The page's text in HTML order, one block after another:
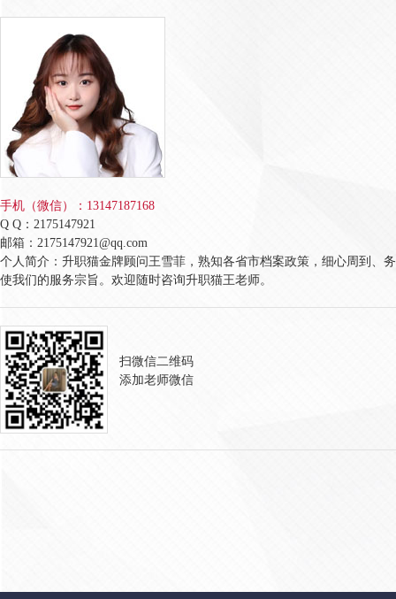
手机（微信）：13147187168
Q Q：2175147921
邮箱：2175147921@qq.com
个人简介：升职猫金牌顾问王雪菲，熟知各省市档案政策，细心周到、
使我们的服务宗旨。欢迎随时咨询升职猫王老师。
扫微信二维码
添加老师微信